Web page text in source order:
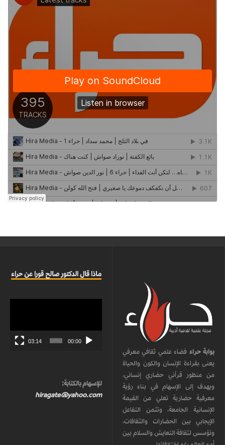
بوابة حراء فضاء علمي ثقافي معرفي
يعنى بقراءة الإنسان والكون والحياة
من منظور قرآني حضاري إنساني،
ويهدف إلى الإسهام في بناء رؤية
معرفية حضارية تعلي من القيمة
الإنسانية الجامعة، وتثمن التفاعل
الإيجابي بين الحضارات والثقافات،
وتؤسس لثقافة التعايش والسلام بين
ماذا قال الدكتور صالح قورا عن حراء
00:00
03:14
للإسهام بالكتابة:
hiragate@yahoo.com